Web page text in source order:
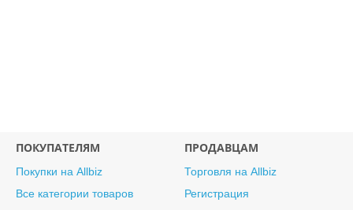
ПОКУПАТЕЛЯМ
Покупки на Allbiz
Все категории товаров
ПРОДАВЦАМ
Торговля на Allbiz
Регистрация